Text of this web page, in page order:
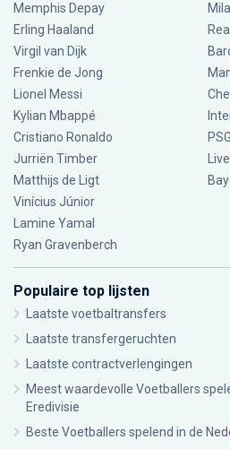
Memphis Depay
Erling Haaland
Virgil van Dijk
Frenkie de Jong
Lionel Messi
Kylian Mbappé
Cristiano Ronaldo
Jurriën Timber
Matthijs de Ligt
Vinícius Júnior
Lamine Yamal
Ryan Gravenberch
PSG
Populaire top lijsten
Laatste voetbaltransfers
Laatste transfergeruchten
Laatste contractverlengingen
Meest waardevolle Voetballers
Eredivisie
Beste Voetballers spelend in de